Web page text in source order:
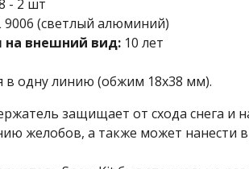
- 2 шт
9006 (светлый алюминий)
на внешний вид: 10 лет
в одну линию (обжим 18х38 мм).
защищает от схода снега и
желобов, а также может нанести